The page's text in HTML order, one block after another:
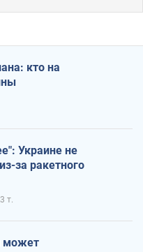
кто на
Украине не
за ракетного
т.
может